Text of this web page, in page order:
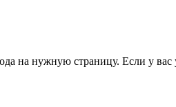
на нужную страницу. Если у